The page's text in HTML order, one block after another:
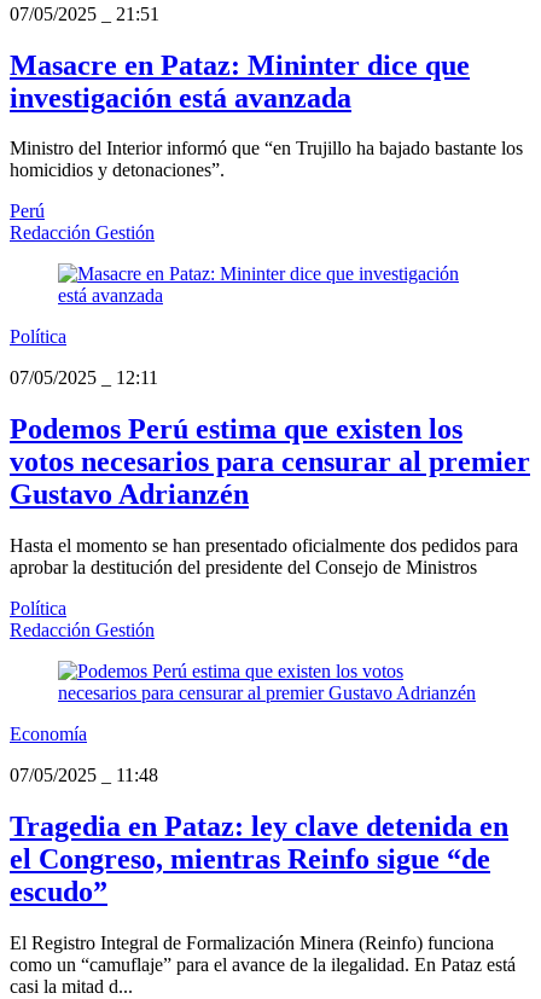
07/05/2025 21:51
Masacre en Pataz: Mininter dice que
investigación está avanzada
Ministro del Interior informó que “en Trujillo ha bajado bastante los
homicidios y detonaciones”.
Perú
Redacción Gestión
Política
07/05/2025
12:11
Podemos Perú estima que existen los
votos necesarios para censurar al premier
Gustavo Adrianzén
Hasta el momento se han presentado oficialmente dos pedidos para
aprobar la destitución del presidente del Consejo de Ministros
Política
Redacción Gestión
Economía
07/05/2025
11:48
Tragedia en Pataz: ley clave detenida en
el Congreso, mientras Reinfo sigue “de
escudo”
El Registro Integral de Formalización Minera (Reinfo) funciona
como un “camuflaje” para el avance de la ilegalidad. En Pataz está
casi la mitad d...